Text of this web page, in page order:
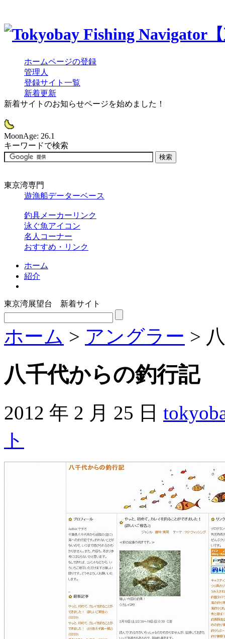
ホームページの登録
管理人
登録サイト一覧
新着更新
新着サイトのお知らせページを始めました！
MoonAge: 26.1
キーワードで検索
東京湾専門
遊漁船データーベース
釣具メーカーリンク
泳ぐ魚アイコン
名人コーナー
おすすめ・リンク
ホーム
紹介
東京湾展望台 新着サイト
ホーム > アングラー >
八千代からの釣行記
2012 年 2 月 25 日
ト